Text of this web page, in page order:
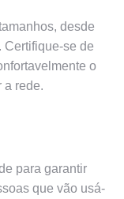
desde
Certifique-se de
o
a rede.
para garantir
que vão usá-